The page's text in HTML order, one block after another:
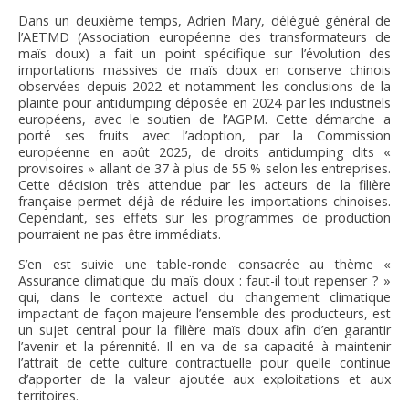
Dans un deuxième temps, Adrien Mary, délégué général de
l’AETMD (Association européenne des transformateurs de
maïs doux) a fait un point spécifique sur l’évolution des
importations massives de maïs doux en conserve chinois
observées depuis 2022 et notamment les conclusions de la
plainte pour antidumping déposée en 2024 par les industriels
européens, avec le soutien de l’AGPM. Cette démarche a
porté ses fruits avec l’adoption, par la Commission
européenne en août 2025, de droits antidumping dits «
provisoires » allant de 37 à plus de 55 % selon les entreprises.
Cette décision très attendue par les acteurs de la filière
française permet déjà de réduire les importations chinoises.
Cependant, ses effets sur les programmes de production
pourraient ne pas être immédiats.
S’en est suivie une table-ronde consacrée au thème «
Assurance climatique du maïs doux : faut-il tout repenser ? »
qui, dans le contexte actuel du changement climatique
impactant de façon majeure l’ensemble des producteurs, est
un sujet central pour la filière maïs doux afin d’en garantir
l’avenir et la pérennité. Il en va de sa capacité à maintenir
l’attrait de cette culture contractuelle pour quelle continue
d’apporter de la valeur ajoutée aux exploitations et aux
territoires.